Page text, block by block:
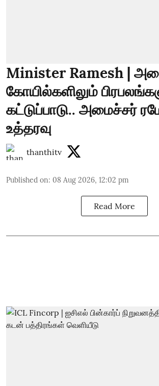
Minister Ramesh |
கோயில்களிலும்
கட்டுப்பாடு.. அமைச்சர்
உத்தரவு
thanthitv
Published on: 08 Aug 2026, 12:02 pm
Read More